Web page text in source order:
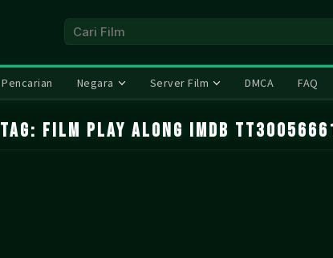
Pencarian Negara Server Film DMCA FAQ
Tag: film Play Along IMDb